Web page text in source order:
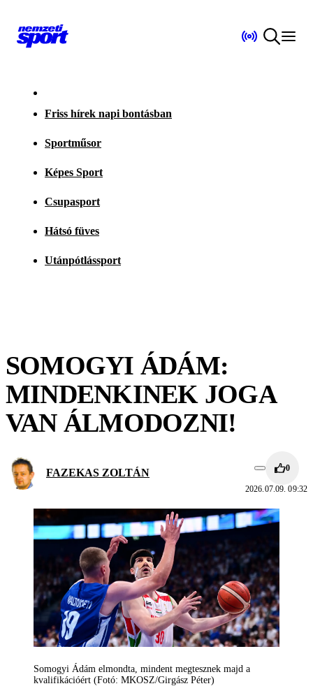
Friss hírek napi bontásban
Sportműsor
Képes Sport
Csupasport
Hátsó füves
Utánpótlássport
SOMOGYI ÁDÁM:
MINDENKINEK JOGA
VAN ÁLMODOZNI!
FAZEKAS ZOLTÁN 0
2026.07.09. 09:32
Somogyi Ádám elmondta, mindent megtesznek majd a
kvalifikációért (Fotó: MKOSZ/Girgász Péter)